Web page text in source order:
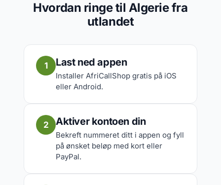
Hvordan ringe til Algerie fra
utlandet
1 Last ned appen
Installer AfriCallShop gratis på iOS
eller Android.
2 Aktiver kontoen din
Bekreft nummeret ditt i appen og fyll
på ønsket beløp med kort eller
PayPal.